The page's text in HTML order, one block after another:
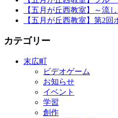
【五月が丘西教室】～流
【五月が丘西教室】第2回
カテゴリー
末広町
ビデオゲーム
お知らせ
イベント
学習
創作